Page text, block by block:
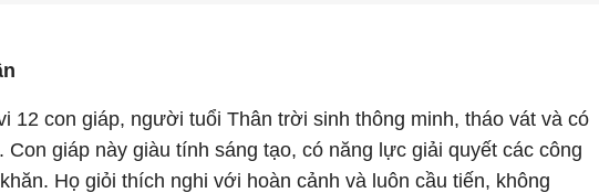
12 con giáp, người tuổi Thân trời sinh thông minh, tháo vát và có
Con giáp này giàu tính sáng tạo, có năng lực giải quyết các công
Họ giỏi thích nghi với hoàn cảnh và luôn cầu tiến, không